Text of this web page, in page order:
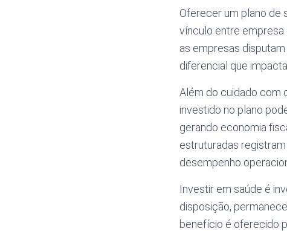
Oferecer um plano de
vínculo entre empresa
as empresas
diferencial que
Além do cuidado com
investido no plano
gerando economia
estruturadas
desempenho
Investir em saúde é
disposição,
benefício é oferecido